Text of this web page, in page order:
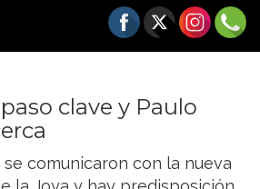
clave y Paulo
se comunicaron con la nueva